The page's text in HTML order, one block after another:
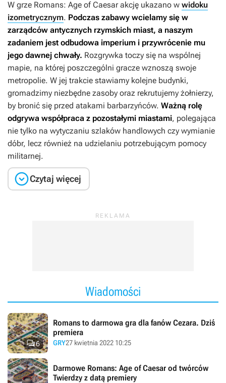
W grze Romans: Age of Caesarakcję ukazano w widoku
izometrycznym. Podczas zabawy wcielamy się w
zarządców antycznych rzymskich miast, a naszym
zadaniem jest odbudowa imperium i przywrócenie mu
jego dawnej chwały. Rozgrywka toczy się na wspólnej
mapie, na której poszczególni gracze wznoszą swoje
metropolie. W jej trakcie stawiamy kolejne budynki,
gromadzimy niezbędne zasoby oraz rekrutujemy żołnierzy,
by bronić się przed atakami barbarzyńców. Ważną rolę
odgrywa współpraca z pozostałymi miastami, polegająca
nie tylko na wytyczaniu szlaków handlowych czy wymianie
dóbr, lecz również na udzielaniu potrzebującym pomocy
militarnej.
Czytaj więcej
Wiadomości
6
Romans to darmowa gra dla fanów Cezara. Dziś
premiera
GRY27 kwietnia 2022 10:25
Darmowe Romans: Age of Caesar od twórców
Twierdzy z datą premiery